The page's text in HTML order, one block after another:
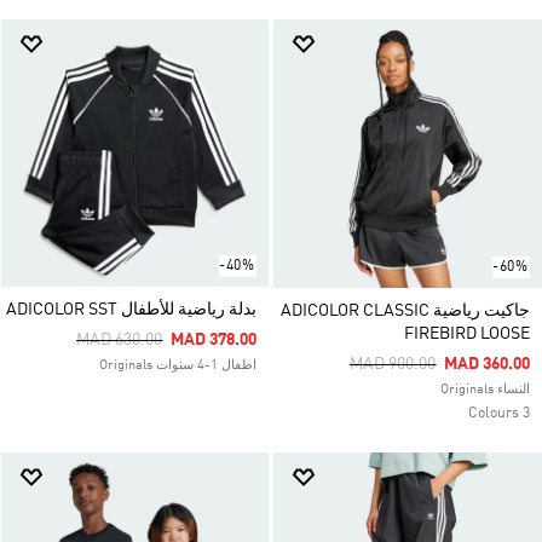
-60%
جاكيت رياضية ADICOLOR CLASSIC
FIREBIRD LOOSE
Price Reduced From
MAD 900.00ToMAD 360.00
النساء Originals
3 Colours
-40%
بدلة رياضية للأطفال ADICOLOR SST
Price Reduced From
MAD 630.00ToMAD 378.00
اطفال 1-4 سنوات Originals